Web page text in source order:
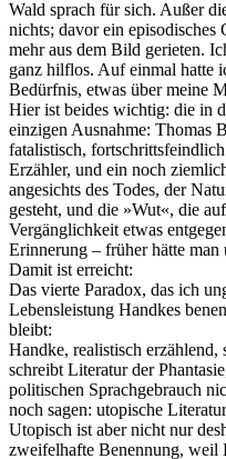
Wald sprach für sich. Außer
nichts; davor ein episodisches
mehr aus dem Bild gerieten.
ganz hilflos. Auf einmal hatte
Bedürfnis, etwas über meine
Hier ist beides wichtig: die in
einzigen Ausnahme: Thomas
fatalistisch,
Erzähler, und ein noch
angesichts des Todes, der
gesteht, und die »Wut«, die
Vergänglichkeit etwas
Erinnerung – früher hätte
Damit ist erreicht:
Das vierte Paradox, das ich
Lebensleistung Handkes
bleibt:
Handke, realistisch erzählend,
schreibt Literatur der
politischen Sprachgebrauch
noch sagen: utopische
Utopisch ist aber nicht nur
zweifelhafte Benennung, weil